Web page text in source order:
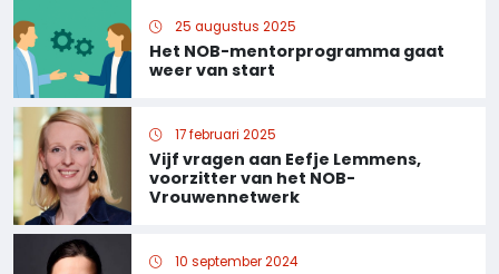
Het NOB-mentorprogramma gaat
weer van start
25 augustus 2025
Vijf vragen aan Eefje Lemmens,
voorzitter van het NOB-
Vrouwennetwerk
17 februari 2025
10 september 2024